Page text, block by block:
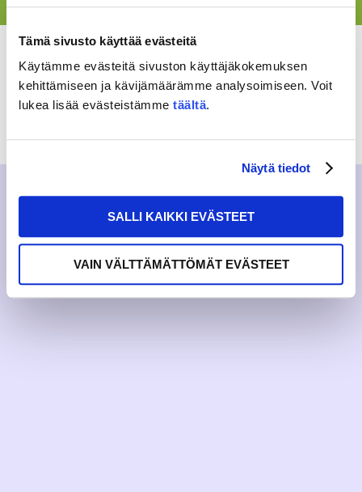
Tämä sivusto käyttää evästeitä
Käytämme evästeitä sivuston käyttäjäkokemuksen
kehittämiseen ja kävijämäärämme analysoimiseen. Voit
lukea lisää evästeistämme täältä.
Näytä tiedot
SALLI KAIKKI EVÄSTEET
VAIN VÄLTTÄMÄTTÖMÄT EVÄSTEET